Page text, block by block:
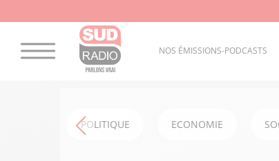
NOS ÉMISSIONS-PODCASTS
POLITIQUE ECONOMIE